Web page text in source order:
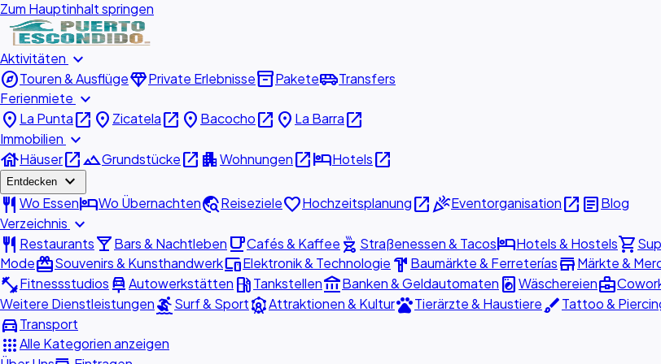
Zum Hauptinhalt springen
Aktivitäten expand_more
exploreTouren & AusflügediamondPrivate Erlebnisseinventory_2Paketeairport_shuttleTransfers
Ferienmiete expand_more
place La Puntaopen_in_new place Zicatelaopen_in_new place Bacochoopen_in_new place La Barraopen_in_new
Immobilien expand_more
houseHäuseropen_in_newlandscapeGrundstückeopen_in_new apartmentWohnungenopen_in_newhotelHotelsopen_in_new
Entdecken
expand_more
restaurant Wo EssenhotelWo Übernachtentravel_exploreReisezielefavoriteHochzeitsplanungopen_in_newcelebrationEventorganisationopen_in_new articleBlog
Verzeichnis expand_more
restaurant Restaurantslocal_barBars & Nachtleben local_cafeCafés & Kaffee outdoor_grill Straßenessen & TacoshotelHotels & Hostelsshopping_cart
ModeredeemSouvenirs & KunsthandwerkdevicesElektronik & Technologie hardware Baumärkte & FerreteríasstoreMärkte &
fitness_centerFitnessstudios car_repairAutowerkstätten local_gas_stationTankstellenaccount_balanceBanken & Geldautomaten local_laundry_serviceWäschereienbusiness_center
Weitere DienstleistungensurfingSurf & SportattractionsAttraktionen & KulturpetsTierärzte & HaustierebrushTattoo &
directions_carTransport
appsAlle Kategorien anzeigen